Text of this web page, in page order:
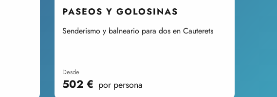
PASEOS Y GOLOSINAS
Senderismo y balneario para dos en Cauterets
desde
502 € por persona